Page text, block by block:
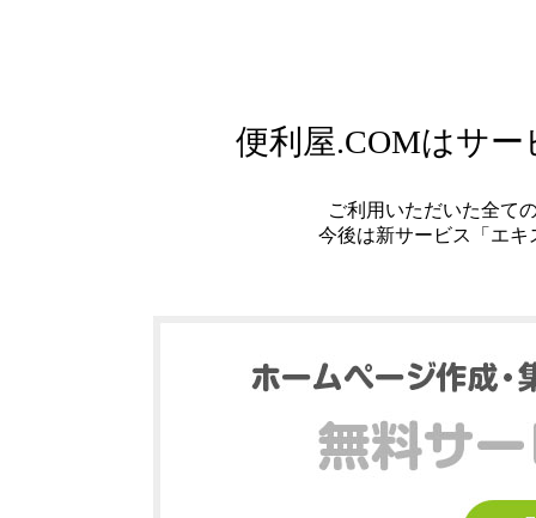
便利屋.COMはサ
ご利用いただいた全て
今後は新サービス「エ